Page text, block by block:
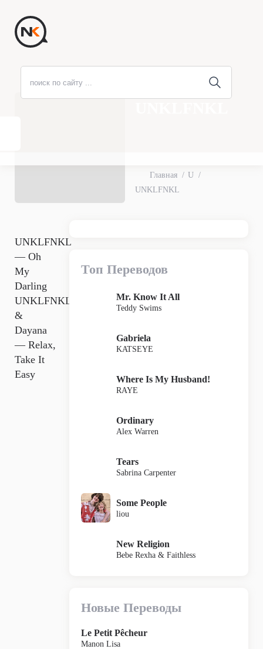
Главная
U
UNKLFNKL
UNKLFNKL
— Oh
My
Darling
UNKLFNKL
&
Dayana
— Relax,
Take It
Easy
Топ Переводов
Mr. Know It All
Teddy Swims
Gabriela
KATSEYE
Where Is My Husband!
RAYE
Ordinary
Alex Warren
Tears
Sabrina Carpenter
Some People
liou
New Religion
Bebe Rexha & Faithless
Новые Переводы
Le Petit Pêcheur
Manon Lisa